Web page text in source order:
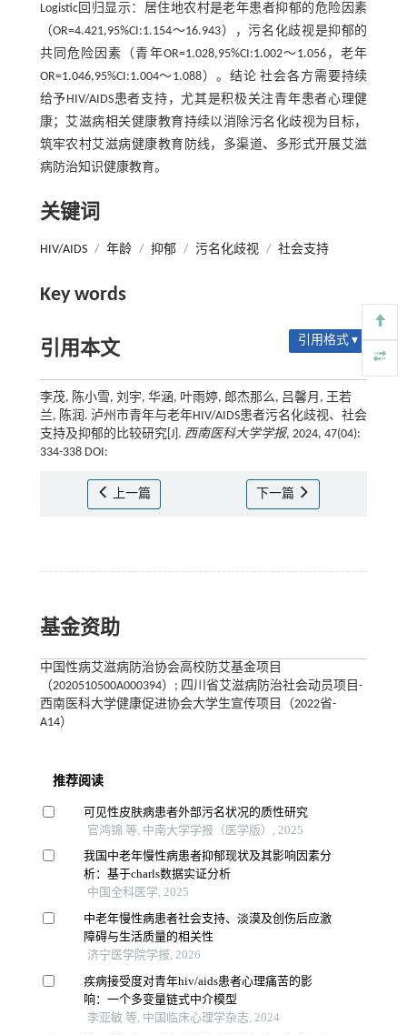
Logistic回归显示：居住地农村是老年患者抑郁的危险因素
（OR=4.421,95%CI:1.154～16.943），污名化歧视是抑郁的
共同危险因素（青年OR=1.028,95%CI:1.002～1.056，老年
OR=1.046,95%CI:1.004～1.088）。结论 社会各方需要持续
给予HIV/AIDS患者支持，尤其是积极关注青年患者心理健
康；艾滋病相关健康教育持续以消除污名化歧视为目标，
筑牢农村艾滋病健康教育防线，多渠道、多形式开展艾滋
病防治知识健康教育。
关键词
HIV/AIDS / 年龄 / 抑郁 / 污名化歧视 / 社会支持
Key words
引用本文 引用格式 ▾
李茂, 陈小雪, 刘宇, 华涵, 叶雨婷, 郎杰那么, 吕馨月, 王若
兰, 陈润. 泸州市青年与老年HIV/AIDS患者污名化歧视、社会
支持及抑郁的比较研究[J]. 西南医科大学学报, 2024, 47(04):
334-338 DOI:
上一篇 下一篇
基金资助
中国性病艾滋病防治协会高校防艾基金项目
（2020510500A000394）; 四川省艾滋病防治社会动员项目-
西南医科大学健康促进协会大学生宣传项目（2022省-
A14）